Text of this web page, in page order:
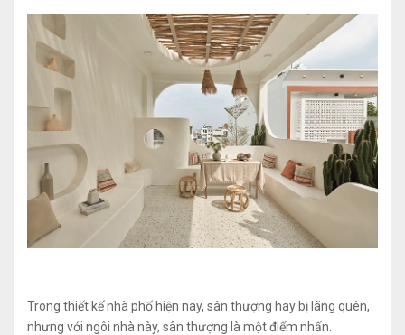
Trong thiết kế nhà phố hiện nay, sân thượng hay bị lãng quên,
nhưng với ngôi nhà này, sân thượng là một điểm nhấn.